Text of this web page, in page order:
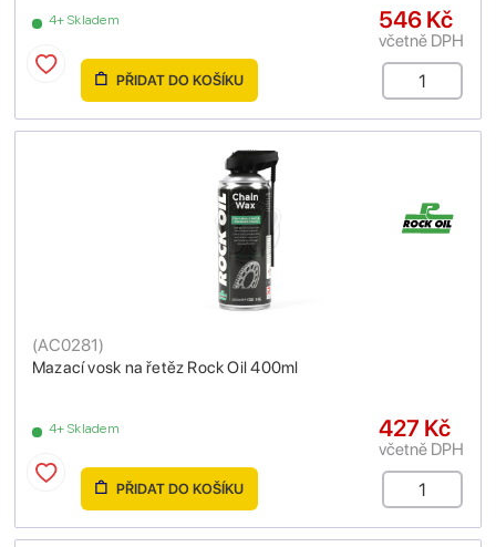
4+ Skladem 546 Kč
včetně DPH
PŘIDAT DO KOŠÍKU
Mazací vosk na řetěz Rock Oil 400ml
(AC0281)
4+ Skladem 427 Kč
včetně DPH
PŘIDAT DO KOŠÍKU